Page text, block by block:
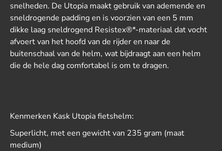
snelheden. De Utopia maakt gebruik van ademende en
sneldrogende padding en is voorzien van een 5 mm
dikke laag sneldrogend Resistex®*-materiaal dat vocht
afvoert van het hoofd van de rijder en naar de
buitenschaal van de helm, wat bijdraagt aan een helm
die de hele dag comfortabel is om te dragen.
Kenmerken Kask Utopia fietshelm:
Superlicht, met een gewicht van 235 gram (maat
medium)